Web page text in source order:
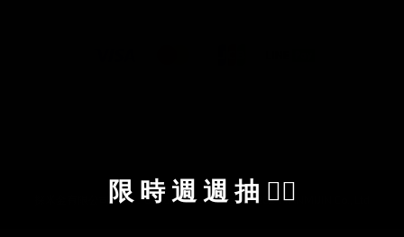
探米金有限公司 統編：82960998 Copyright © 2024 TANMIJIN Co., Ltd